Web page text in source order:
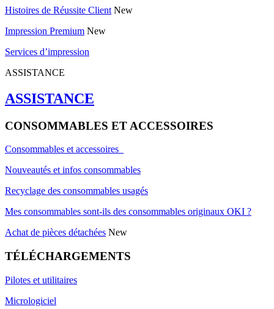
Histoires de Réussite Client New
Impression Premium New
Services d’impression
ASSISTANCE
ASSISTANCE
CONSOMMABLES ET ACCESSOIRES
Consommables et accessoires
Nouveautés et infos consommables
Recyclage des consommables usagés
Mes consommables sont-ils des consommables originaux OKI ?
Achat de pièces détachées New
TÉLÉCHARGEMENTS
Pilotes et utilitaires
Micrologiciel